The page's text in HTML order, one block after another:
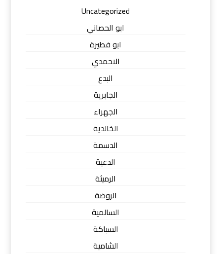
Uncategorized
ابو الحصاني
ابو فطيرة
الاحمدي
البدع
الجابرية
الجهراء
الخالدية
الدسمة
الدعية
الرميثة
الروضة
السالمية
السباكة
الشامية